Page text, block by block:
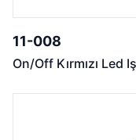
11-008
On/Off Kırmızı Led